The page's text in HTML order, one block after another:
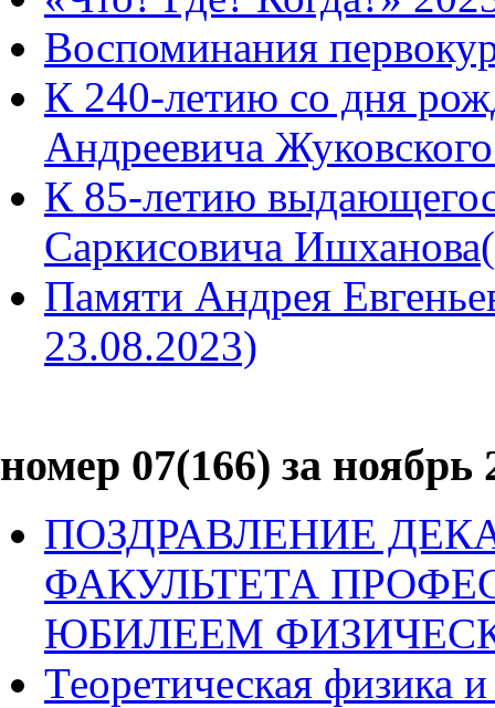
Воспоминания
К 240-летию со дня
Андреевича
К 85-летию
Саркисовича
Памяти Андрея
23.08.2023)
номер 07(166) за ноябрь
ПОЗДРАВЛЕНИЕ
ФАКУЛЬТЕТА
ЮБИЛЕЕМ
Теоретическая физика